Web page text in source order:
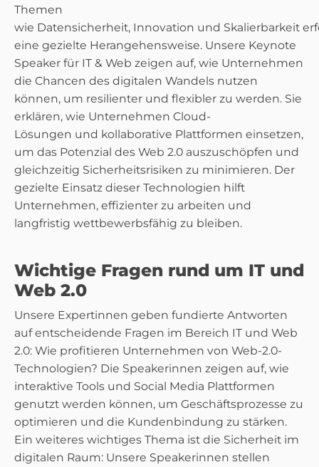
Themen
wie Datensicherheit, Innovation und Skalierbarkeit
eine gezielte Herangehensweise. Unsere Keynote
Speaker für IT & Web zeigen auf, wie Unternehmen
die Chancen des digitalen Wandels nutzen
können, um resilienter und flexibler zu werden. Sie
erklären, wie Unternehmen Cloud-
Lösungen und kollaborative Plattformen einsetzen,
um das Potenzial des Web 2.0 auszuschöpfen und
gleichzeitig Sicherheitsrisiken zu minimieren. Der
gezielte Einsatz dieser Technologien hilft
Unternehmen, effizienter zu arbeiten und
langfristig wettbewerbsfähig zu bleiben.
Wichtige Fragen rund um IT und
Web 2.0
Unsere Expertinnen geben fundierte Antworten
auf entscheidende Fragen im Bereich IT und Web
2.0: Wie profitieren Unternehmen von Web-2.0-
Technologien? Die Speakerinnen zeigen auf, wie
interaktive Tools und Social Media Plattformen
genutzt werden können, um Geschäftsprozesse zu
optimieren und die Kundenbindung zu stärken.
Ein weiteres wichtiges Thema ist die Sicherheit im
digitalen Raum: Unsere Speakerinnen stellen